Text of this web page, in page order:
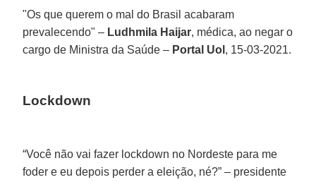
"Os que querem o mal do Brasil acabaram
prevalecendo" – Ludhmila Haijar, médica, ao negar o
cargo de Ministra da Saúde – Portal Uol , 15-03-2021.
Lockdown
“Você não vai fazer lockdown no Nordeste para me
foder e eu depois perder a eleição, né?” – presidente